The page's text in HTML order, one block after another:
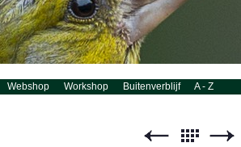
Webshop Workshop Buitenverblijf A - Z